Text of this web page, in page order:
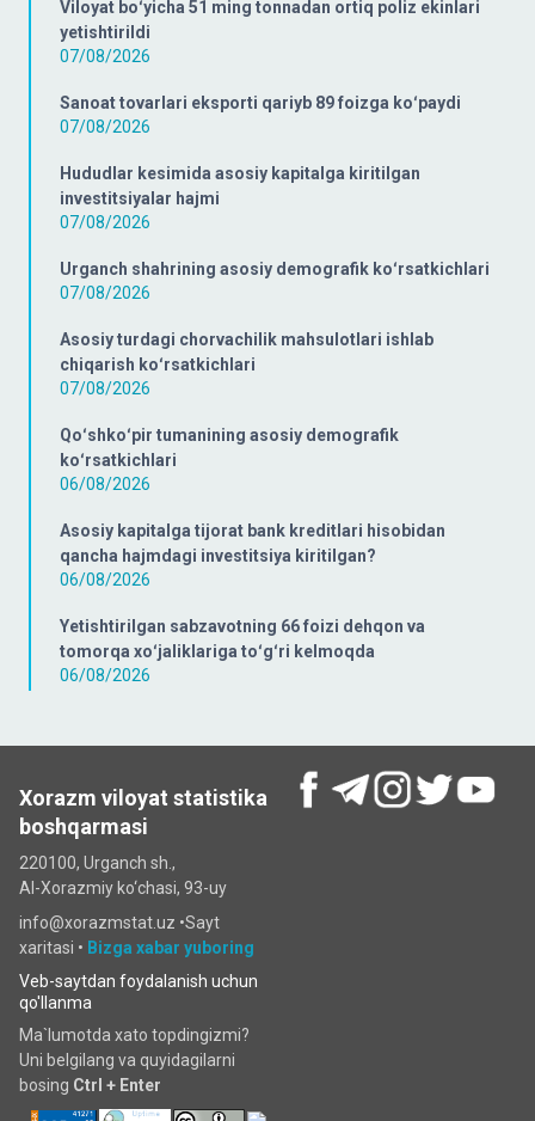
Viloyat boʻyicha 51 ming tonnadan ortiq poliz ekinlari
yetishtirildi
07/08/2026
Sanoat tovarlari eksporti qariyb 89 foizga koʻpaydi
07/08/2026
Hududlar kesimida asosiy kapitalga kiritilgan
investitsiyalar hajmi
07/08/2026
Urganch shahrining asosiy demografik koʻrsatkichlari
07/08/2026
Asosiy turdagi chorvachilik mahsulotlari ishlab
chiqarish koʻrsatkichlari
07/08/2026
Qoʻshkoʻpir tumanining asosiy demografik
koʻrsatkichlari
06/08/2026
Asosiy kapitalga tijorat bank kreditlari hisobidan
qancha hajmdagi investitsiya kiritilgan?
06/08/2026
Yetishtirilgan sabzavotning 66 foizi dehqon va
tomorqa xoʻjaliklariga toʻgʻri kelmoqda
06/08/2026
Xorazm viloyat statistika
boshqarmasi
220100, Urganch sh.,
Al-Xorazmiy ko‘chаsi, 93-uy
info@xorazmstat.uz •Sayt
xaritasi • Bizga xabar yuboring
Veb-saytdan foydalanish uchun
qo'llanma
Ma`lumotda xato topdingizmi?
Uni belgilang va quyidagilarni
bosing Ctrl + Enter